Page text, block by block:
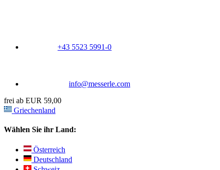
+43 5523 5991-0
info@messerle.com
frei ab EUR 59,00
Griechenland
Wählen Sie ihr Land:
Österreich
Deutschland